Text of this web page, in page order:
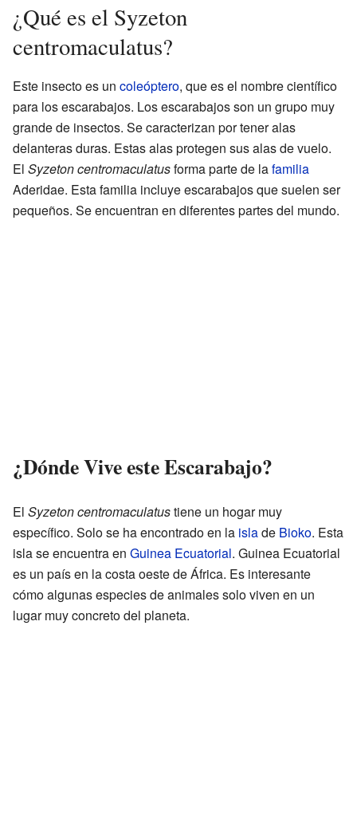
¿Qué es el Syzeton
centromaculatus?
Este insecto es un coleóptero, que es el nombre científico
para los escarabajos. Los escarabajos son un grupo muy
grande de insectos. Se caracterizan por tener alas
delanteras duras. Estas alas protegen sus alas de vuelo.
El Syzeton centromaculatusforma parte de lafamilia
Aderidae. Esta familia incluye escarabajos que suelen ser
pequeños. Se encuentran en diferentes partes del mundo.
¿Dónde Vive este Escarabajo?
El Syzeton centromaculatustiene un hogar muy
específico. Solo se ha encontrado en la islade Bioko. Esta
isla se encuentra en Guinea Ecuatorial. Guinea Ecuatorial
es un país en la costa oeste de África. Es interesante
cómo algunas especies de animales solo viven en un
lugar muy concreto del planeta.